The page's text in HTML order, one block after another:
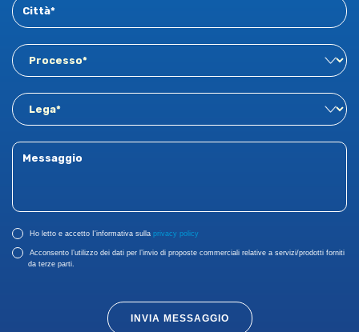
Ho letto e accetto I'informativa sulla privacy policy
Acconsento l’utilizzo dei dati per l’invio di proposte commerciali relative a servizi/prodotti forniti
da terze parti.
INVIA MESSAGGIO